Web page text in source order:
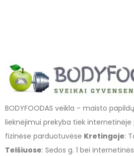
BODYFOODAS veikla – maisto
lieknėjimui prekyba tiek
fizinėse parduotuvėse Kretingoje:
Telšiuose: Sedos g. 1 bei